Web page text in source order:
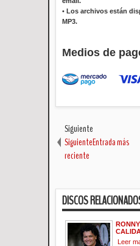
• Los archivos están
MP3.
Medios de
Siguiente
SiguienteEntrada más
reciente
DISCOS
Leer